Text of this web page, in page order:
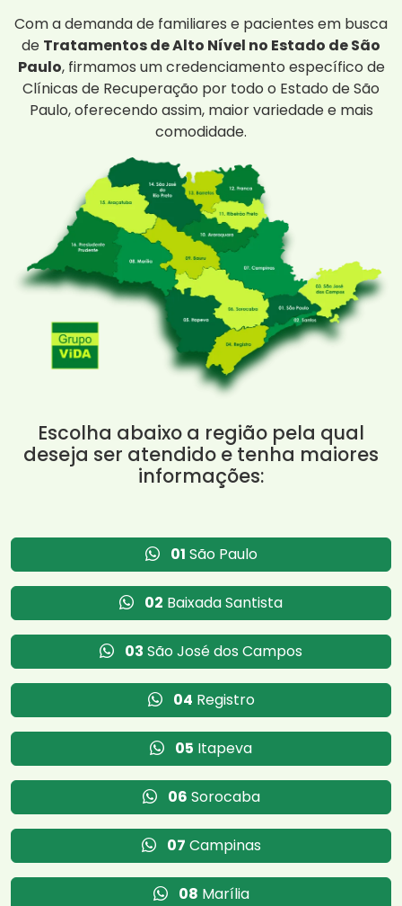
Com a demanda de familiares e pacientes em busca
de Tratamentos de Alto Nível no Estado de São
Paulo, firmamos um credenciamento específico de
Clínicas de Recuperação por todo o Estado de São
Paulo, oferecendo assim, maior variedade e mais
comodidade.
Escolha abaixo a região pela qual
deseja ser atendido e tenha maiores
informações:
01 São Paulo
02 Baixada Santista
03 São José dos Campos
04 Registro
05 Itapeva
06 Sorocaba
07 Campinas
08 Marília